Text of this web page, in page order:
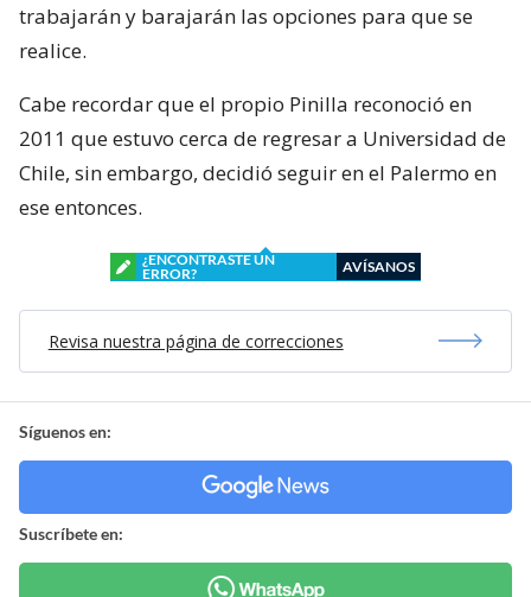
trabajarán y barajarán las opciones para que se
realice.
Cabe recordar que el propio Pinilla reconoció en
2011 que estuvo cerca de regresar a Universidad de
Chile, sin embargo, decidió seguir en el Palermo en
ese entonces.
¿ENCONTRASTE UN
ERROR?
AVÍSANOS
Revisa nuestra página de correcciones
Síguenos en:
Suscríbete en: